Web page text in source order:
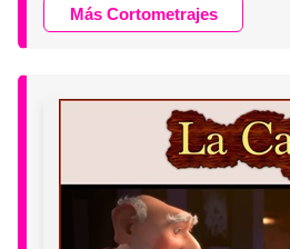
Más Cortometrajes